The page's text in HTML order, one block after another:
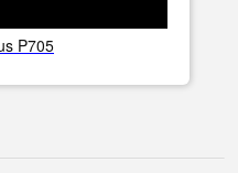
P705